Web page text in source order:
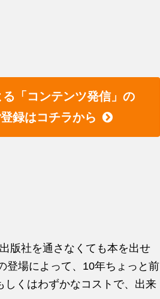
「コンテンツ発信」の
録はコチラから
版社を通さなくても本を出せ
登場によって、10年ちょっと前
しくはわずかなコストで、出来